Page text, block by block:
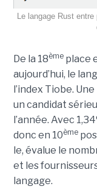
Le langage Rust
De la 18èmeplace
aujourd’hui, le
l’index Tiobe.
un candidat
l’année. Avec
donc en 10ème
le, évalue le
et les
langage.